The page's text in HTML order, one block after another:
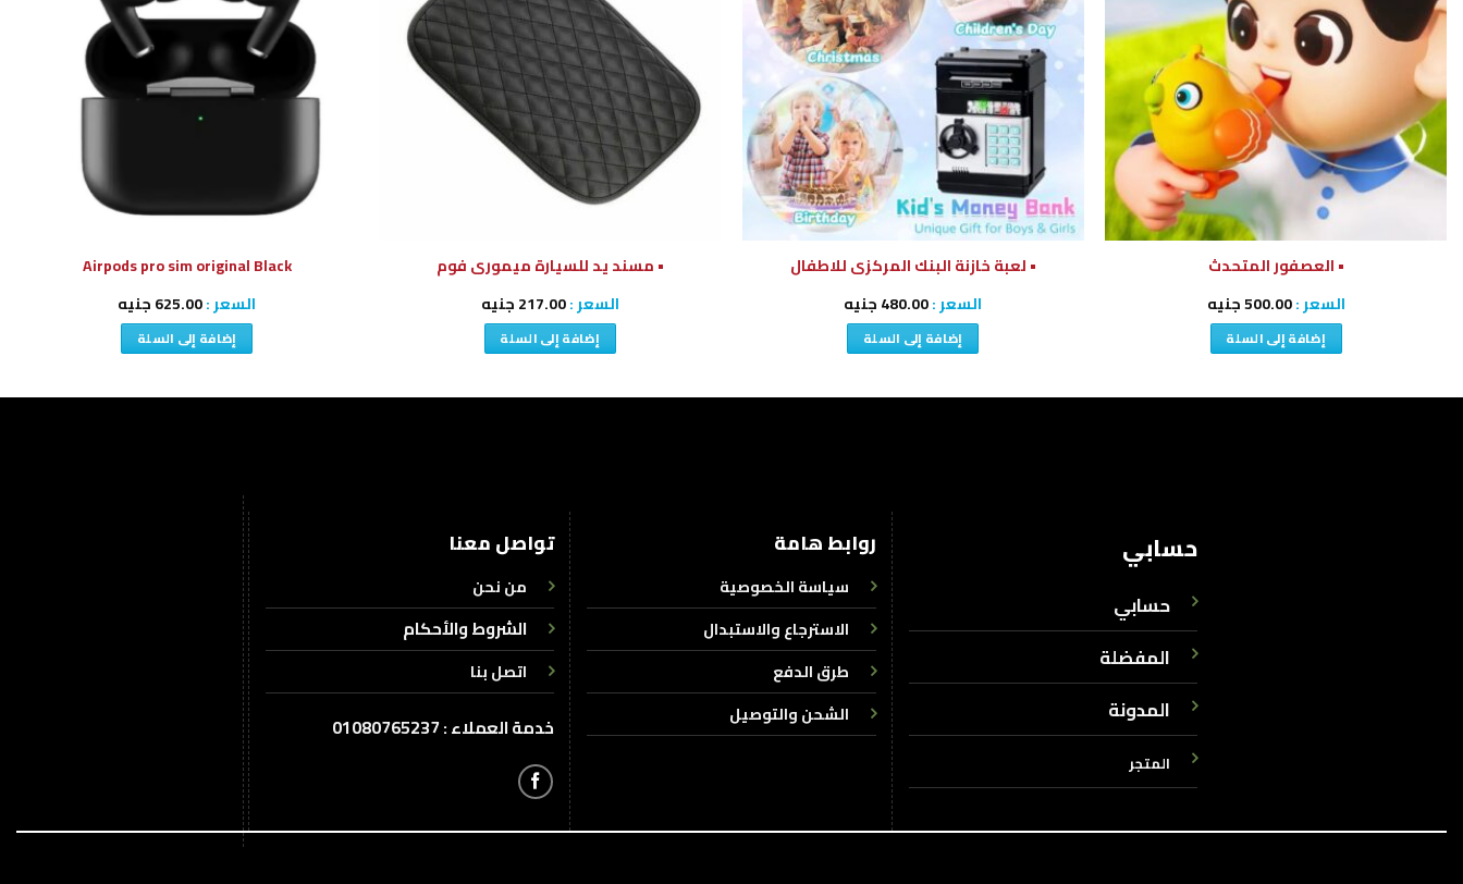
• العصفور المتحدث
السعر :500.00جنيه
إضافة إلى السلة
• لعبة خازنة البنك المركزى للاطفال
السعر :480.00جنيه
إضافة إلى السلة
• مسند يد للسيارة ميمورى فوم
السعر :217.00جنيه
إضافة إلى السلة
Airpods pro sim original Black
السعر :625.00جنيه
إضافة إلى السلة
حسابي
حسابي
المفضلة
المدونة
المتجر
روابط هامة
سياسة الخصوصية
الاسترجاع والاستبدال
طرق الدفع
الشحن والتوصيل
تواصل معنا
من نحن
الشروط والأحكام
اتصل بنا
خدمة العملاء : 01080765237